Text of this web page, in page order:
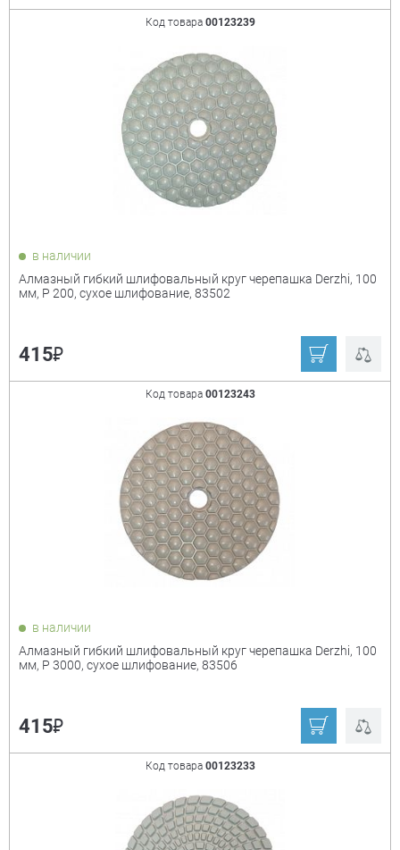
Код товара 00123239
в наличии
Алмазный гибкий шлифовальный круг черепашка Derzhi, 100
мм, P 200, сухое шлифование, 83502
415₽
Код товара 00123243
в наличии
Алмазный гибкий шлифовальный круг черепашка Derzhi, 100
мм, P 3000, сухое шлифование, 83506
415₽
Код товара 00123233